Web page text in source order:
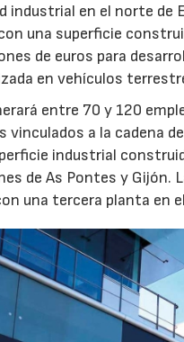
industrial en el norte de
una superficie
de euros para
en vehículos
entre 70 y 120
vinculados a la cadena
industrial
de As Pontes y Gijón.
una tercera planta en